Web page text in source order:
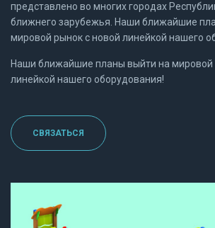
представлено во многих городах
ближнего зарубежья. Наши ближайшие
мировой рынок с новой линейкой нашего
Наши ближайшие планы выйти на мировой
линейкой нашего оборудования!
СВЯЗАТЬСЯ